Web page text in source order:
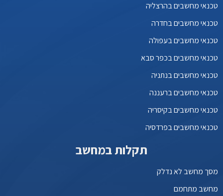
טכנאי מחשבים בהרצליה
טכנאי מחשבים בחדרה
טכנאי מחשבים בעפולה
טכנאי מחשבים בכפר סבא
טכנאי מחשבים בנתניה
טכנאי מחשבים ברעננה
טכנאי מחשבים בקיסריה
טכנאי מחשבים בפרדסיה
תקלות במחשב
מסך מחשב לא נדלק
מחשב מתחמם